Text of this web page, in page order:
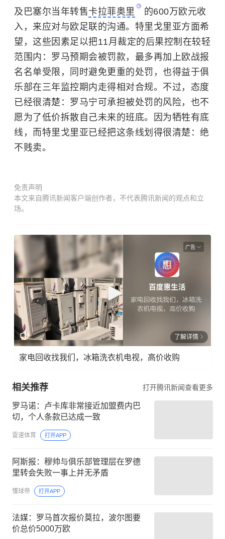
及巴塞尔当年转售卡拉菲奥里
的600万欧元收
入，来应对与欧足联的沟通。特里戈里亚方面希
望，这些因素足以把11月裁定的后果控制在较轻
范围内：罗马预期会被罚款，最多再加上欧战报
名名单受限，同时避免更重的处罚，也得益于俱
乐部在三年监控期内走得相对合规。不过，态度
已经很清楚：罗马宁可承担被处罚的风险，也不
愿为了低价拆散自己未来的班底。因为牺牲有底
线，而特里戈里亚已经把这条线划得很清楚：绝
不贱卖。
免责声明
本文来自腾讯新闻客户端创作者，不代表腾讯新闻的观点和立
场。
广告
了解详情
家电回收找我们，冰箱洗衣机电视，高价收购
相关推荐 打开腾讯新闻查看更多
罗马诺：卢卡库非常接近加盟费内巴
切，个人条款已达成一致
雷速体育 打开APP
阿斯报：穆帅与俱乐部管理层在罗德
里转会失败一事上并无矛盾
懂球帝 打开APP
法媒：罗马首次报价莫拉，波尔图要
价总价5000万欧